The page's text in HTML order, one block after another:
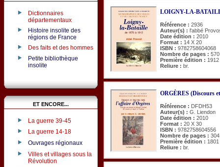
Dictionnaires
départementaux
Histoire insolite des
régions de France
Des faits et des hommes
Petite bibliothèque
insolite
ET ENCORE...
La guerre 39-45
La guerre 14-18
Ouvrages régionaux
Villes et villages sous la
Révolution
LOIGNY-LA-
Référence : 2936
Auteur(s) : l'abbé
Date édition : 2010
Format : 14 X 20
ISBN : 9782758604068
Nombre de pages : 570
Première édition : 1912
Reliure : br.
ORGÈRES (Discours
Référence : DFDH53
Auteur(s) : G. Liendon
Date édition : 2010
Format : 20 X 30
ISBN : 9782758604556
Nombre de pages : 304
Première édition : 1801
Reliure : br.